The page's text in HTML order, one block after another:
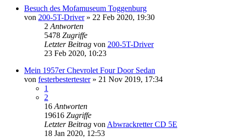
Besuch des Mofamuseum Toggenburg
von 200-5T-Driver» 22 Feb 2020, 19:30
2 Antworten
5478 Zugriffe
Letzter Beitrag von 200-5T-Driver
23 Feb 2020, 10:23
Mein 1957er Chevrolet Four Door Sedan
von festerbestertester» 21 Nov 2019, 17:34
1
2
16 Antworten
19616 Zugriffe
Letzter Beitrag von Abwrackretter CD 5E
18 Jan 2020, 12:53